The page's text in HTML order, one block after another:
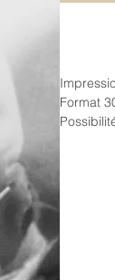
Format